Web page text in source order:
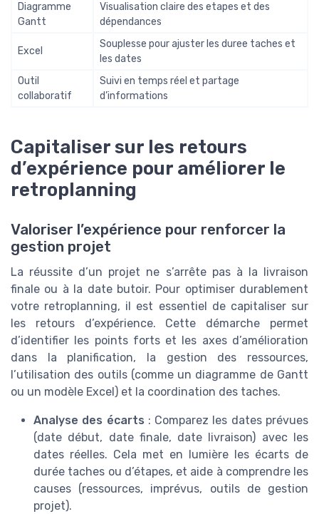
Diagramme
Gantt
Visualisation claire des etapes et des
dépendances
Excel
Souplesse pour ajuster les duree taches et
les dates
Outil
collaboratif
Suivi en temps réel et partage
d’informations
Capitaliser sur les retours
d’expérience pour améliorer le
retroplanning
Valoriser l’expérience pour renforcer la
gestion projet
La réussite d’un projet ne s’arrête pas à la livraison
finale ou à la date butoir. Pour optimiser durablement
votre retroplanning, il est essentiel de capitaliser sur
les retours d’expérience. Cette démarche permet
d’identifier les points forts et les axes d’amélioration
dans la planification, la gestion des ressources,
l’utilisation des outils (comme un diagramme de Gantt
ou un modèle Excel) et la coordination des taches.
Analyse des écarts : Comparez les dates prévues
(date début, date finale, date livraison) avec les
dates réelles. Cela met en lumière les écarts de
durée taches ou d’étapes, et aide à comprendre les
causes (ressources, imprévus, outils de gestion
projet).